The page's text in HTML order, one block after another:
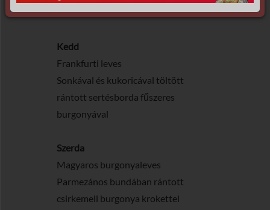
hasábburgonyával
Kedd
Frankfurti leves
Sonkával és kukoricával töltött
rántott sertésborda fűszeres
burgonyával
Szerda
Magyaros burgonyaleves
Parmezános bundában rántott
csirkemell burgonya krokettel